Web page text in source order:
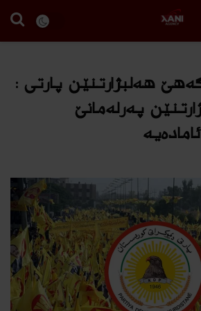
هه‌لبژارتنێن پارتى :
په‌رله‌مانێ